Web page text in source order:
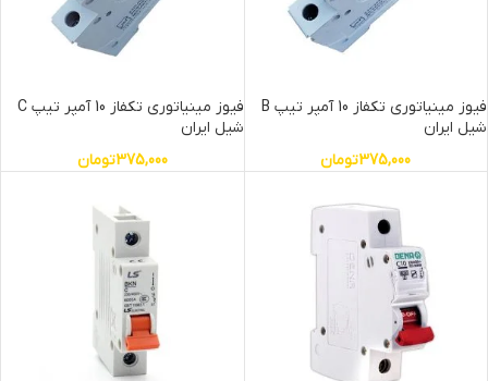
فیوز مینیاتوری تکفاز 10 آمپر تیپ B
شیل ایران
375,000تومان
فیوز مینیاتوری تکفاز 10 آمپر تیپ C
شیل ایران
375,000تومان